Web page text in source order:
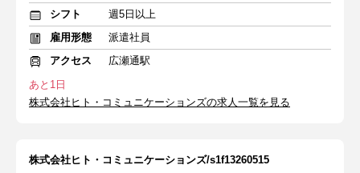
シフト
週5日以上
雇用形態
派遣社員
アクセス
広瀬通駅
あと1日
株式会社ヒト・コミュニケーションズの求人一覧を見る
株式会社ヒト・コミュニケーションズ/s1f13260515